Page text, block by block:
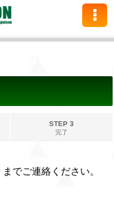
STEP 3
完了
までご連絡ください。